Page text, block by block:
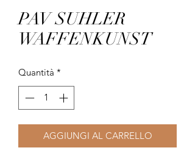
PAV SUHLER
WAFFENKUNST
Quantità *
AGGIUNGI AL CARRELLO